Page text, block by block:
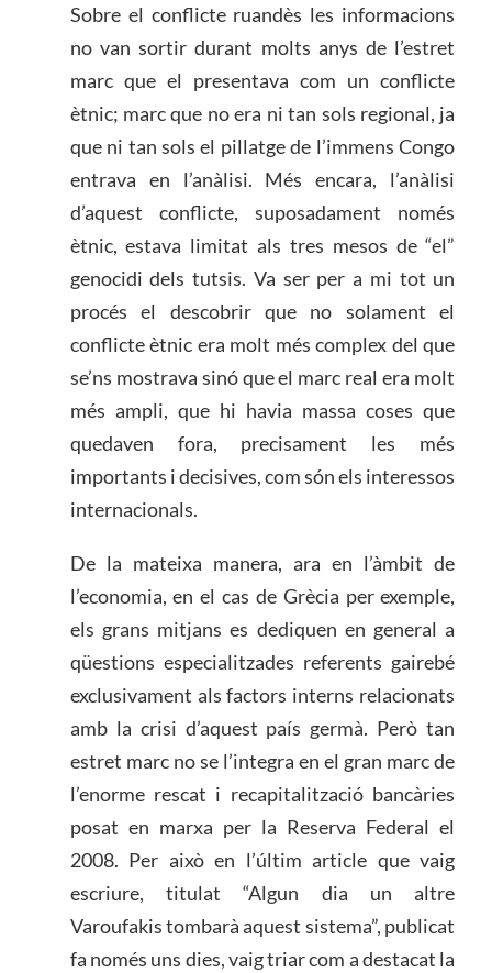
Sobre el conflicte ruandès les informacions
no van sortir durant molts anys de l’estret
marc que el presentava com un conflicte
ètnic; marc que no era ni tan sols regional, ja
que ni tan sols el pillatge de l’immens Congo
entrava en l’anàlisi. Més encara, l’anàlisi
d’aquest conflicte, suposadament només
ètnic, estava limitat als tres mesos de “el”
genocidi dels tutsis. Va ser per a mi tot un
procés el descobrir que no solament el
conflicte ètnic era molt més complex del que
se’ns mostrava sinó que el marc real era molt
més ampli, que hi havia massa coses que
quedaven fora, precisament les més
importants i decisives, com són els interessos
internacionals.
De la mateixa manera, ara en l’àmbit de
l’economia, en el cas de Grècia per exemple,
els grans mitjans es dediquen en general a
qüestions especialitzades referents gairebé
exclusivament als factors interns relacionats
amb la crisi d’aquest país germà. Però tan
estret marc no se l’integra en el gran marc de
l’enorme rescat i recapitalització bancàries
posat en marxa per la Reserva Federal el
2008. Per això en l’últim article que vaig
escriure, titulat “Algun dia un altre
Varoufakis tombarà aquest sistema”, publicat
fa només uns dies, vaig triar com a destacat la